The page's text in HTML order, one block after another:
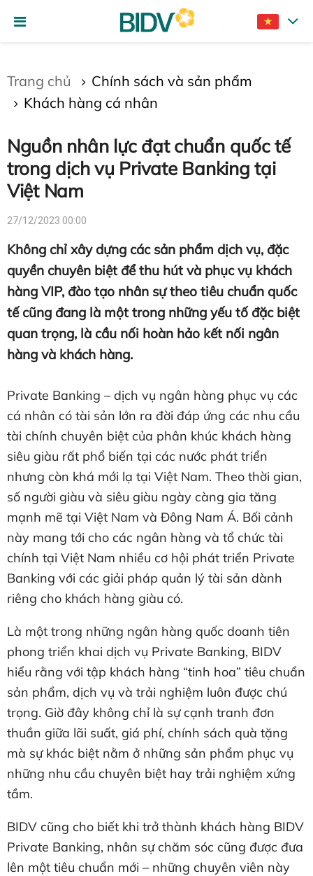
Trang chủ
Chính sách và sản phẩm
Khách hàng cá nhân
Nguồn nhân lực đạt chuẩn quốc tế
trong dịch vụ Private Banking tại
Việt Nam
27/12/2023 00:00
Không chỉ xây dựng các sản phẩm dịch vụ, đặc
quyền chuyên biệt để thu hút và phục vụ khách
hàng VIP, đào tạo nhân sự theo tiêu chuẩn quốc
tế cũng đang là một trong những yếu tố đặc biệt
quan trọng, là cầu nối hoàn hảo kết nối ngân
hàng và khách hàng.
Private Banking – dịch vụ ngân hàng phục vụ các
cá nhân có tài sản lớn ra đời đáp ứng các nhu cầu
tài chính chuyên biệt của phân khúc khách hàng
siêu giàu rất phổ biến tại các nước phát triển
nhưng còn khá mới lạ tại Việt Nam. Theo thời gian,
số người giàu và siêu giàu ngày càng gia tăng
mạnh mẽ tại Việt Nam và Đông Nam Á. Bối cảnh
này mang tới cho các ngân hàng và tổ chức tài
chính tại Việt Nam nhiều cơ hội phát triển Private
Banking với các giải pháp quản lý tài sản dành
riêng cho khách hàng giàu có.
Là một trong những ngân hàng quốc doanh tiên
phong triển khai dịch vụ Private Banking, BIDV
hiểu rằng với tập khách hàng “tinh hoa” tiêu chuẩn
sản phẩm, dịch vụ và trải nghiệm luôn được chú
trọng. Giờ đây không chỉ là sự cạnh tranh đơn
thuần giữa lãi suất, giá phí, chính sách quà tặng
mà sự khác biệt nằm ở những sản phẩm phục vụ
những nhu cầu chuyên biệt hay trải nghiệm xứng
tầm.
BIDV cũng cho biết khi trở thành khách hàng BIDV
Private Banking, nhân sự chăm sóc cũng được đưa
lên một tiêu chuẩn mới – những chuyên viên này
Gửi bình luận